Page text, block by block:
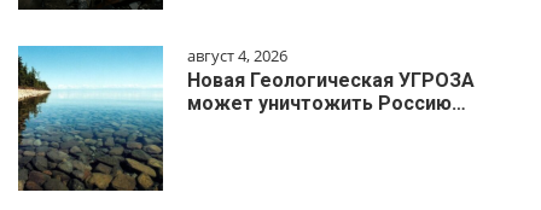
август 4, 2026
Новая Геологическая УГРОЗА
может уничтожить Россию…